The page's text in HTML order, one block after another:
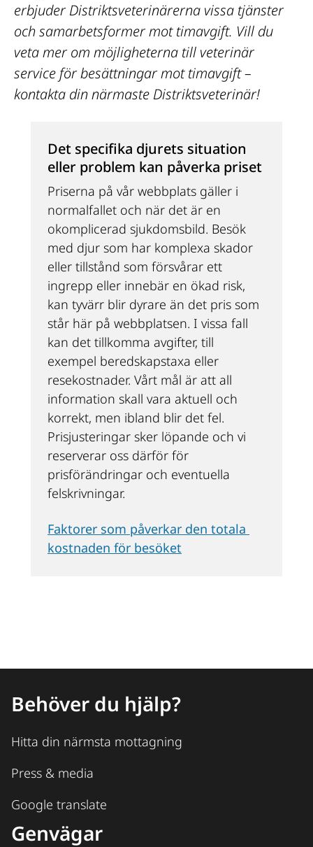
erbjuder Distriktsveterinärerna vissa tjänster
och samarbetsformer mot timavgift. Vill du
veta mer om möjligheterna till veterinär
service för besättningar mot timavgift –
kontakta din närmaste Distriktsveterinär!
Det specifika djurets situation
eller problem kan påverka priset
Priserna på vår webbplats gäller i
normalfallet och när det är en
okomplicerad sjukdomsbild. Besök
med djur som har komplexa skador
eller tillstånd som försvårar ett
ingrepp eller innebär en ökad risk,
kan tyvärr blir dyrare än det pris som
står här på webbplatsen. I vissa fall
kan det tillkomma avgifter, till
exempel beredskapstaxa eller
resekostnader. Vårt mål är att all
information skall vara aktuell och
korrekt, men ibland blir det fel.
Prisjusteringar sker löpande och vi
reserverar oss därför för
prisförändringar och eventuella
felskrivningar.
Faktorer som påverkar den totala
kostnaden för besöket
Behöver du hjälp?
Hitta din närmsta mottagning
Press & media
Google translate
Genvägar